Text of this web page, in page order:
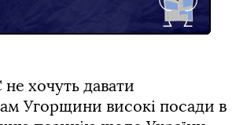
хочуть давати
Угорщини високі посади в